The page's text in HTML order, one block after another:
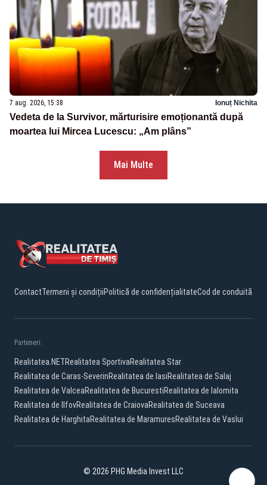
7 aug. 2026, 15:38 Ionuț Nichita
Vedeta de la Survivor, mărturisire emoționantă după
moartea lui Mircea Lucescu: „Am plâns”
Mai Multe
ContactTermeni și condițiiPolitică de confidențialitateCod de conduită
Parteneri:
Realitatea.NETRealitatea SportivaRealitatea Star
Realitatea de Caras-SeverinRealitatea de IasiRealitatea de Salaj
Realitatea de ValceaRealitatea de BucurestiRealitatea de Ialomita
Realitatea de IlfovRealitatea de CraiovaRealitatea de Suceava
Realitatea de HarghitaRealitatea de MaramuresRealitatea de Vaslui
© 2026 PHG Media Invest LLC